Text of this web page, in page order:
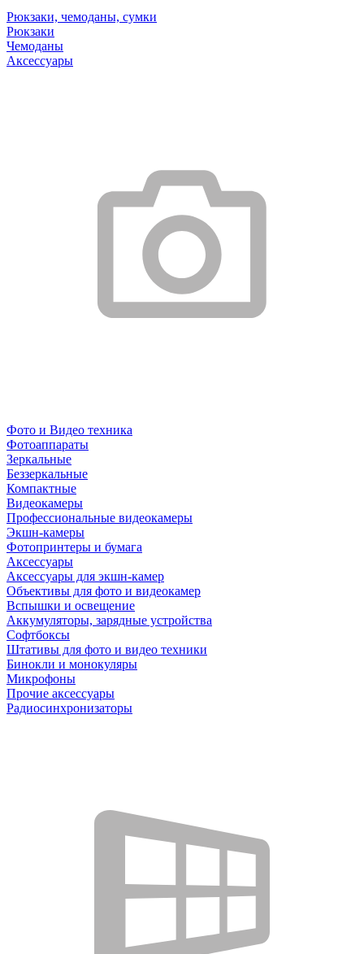
Рюкзаки, чемоданы, сумки
Рюкзаки
Чемоданы
Аксессуары
Фото и Видео техника
Фотоаппараты
Зеркальные
Беззеркальные
Компактные
Видеокамеры
Профессиональные видеокамеры
Экшн-камеры
Фотопринтеры и бумага
Аксессуары
Аксессуары для экшн-камер
Объективы для фото и видеокамер
Вспышки и освещение
Аккумуляторы, зарядные устройства
Софтбоксы
Штативы для фото и видео техники
Бинокли и монокуляры
Микрофоны
Прочие аксессуары
Радиосинхронизаторы